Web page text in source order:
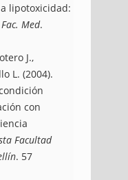
lipotoxicidad:
Fac. Med.
J.,
L. (2004).
con
Facultad
. 57